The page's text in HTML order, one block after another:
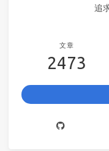
追
文章
2473